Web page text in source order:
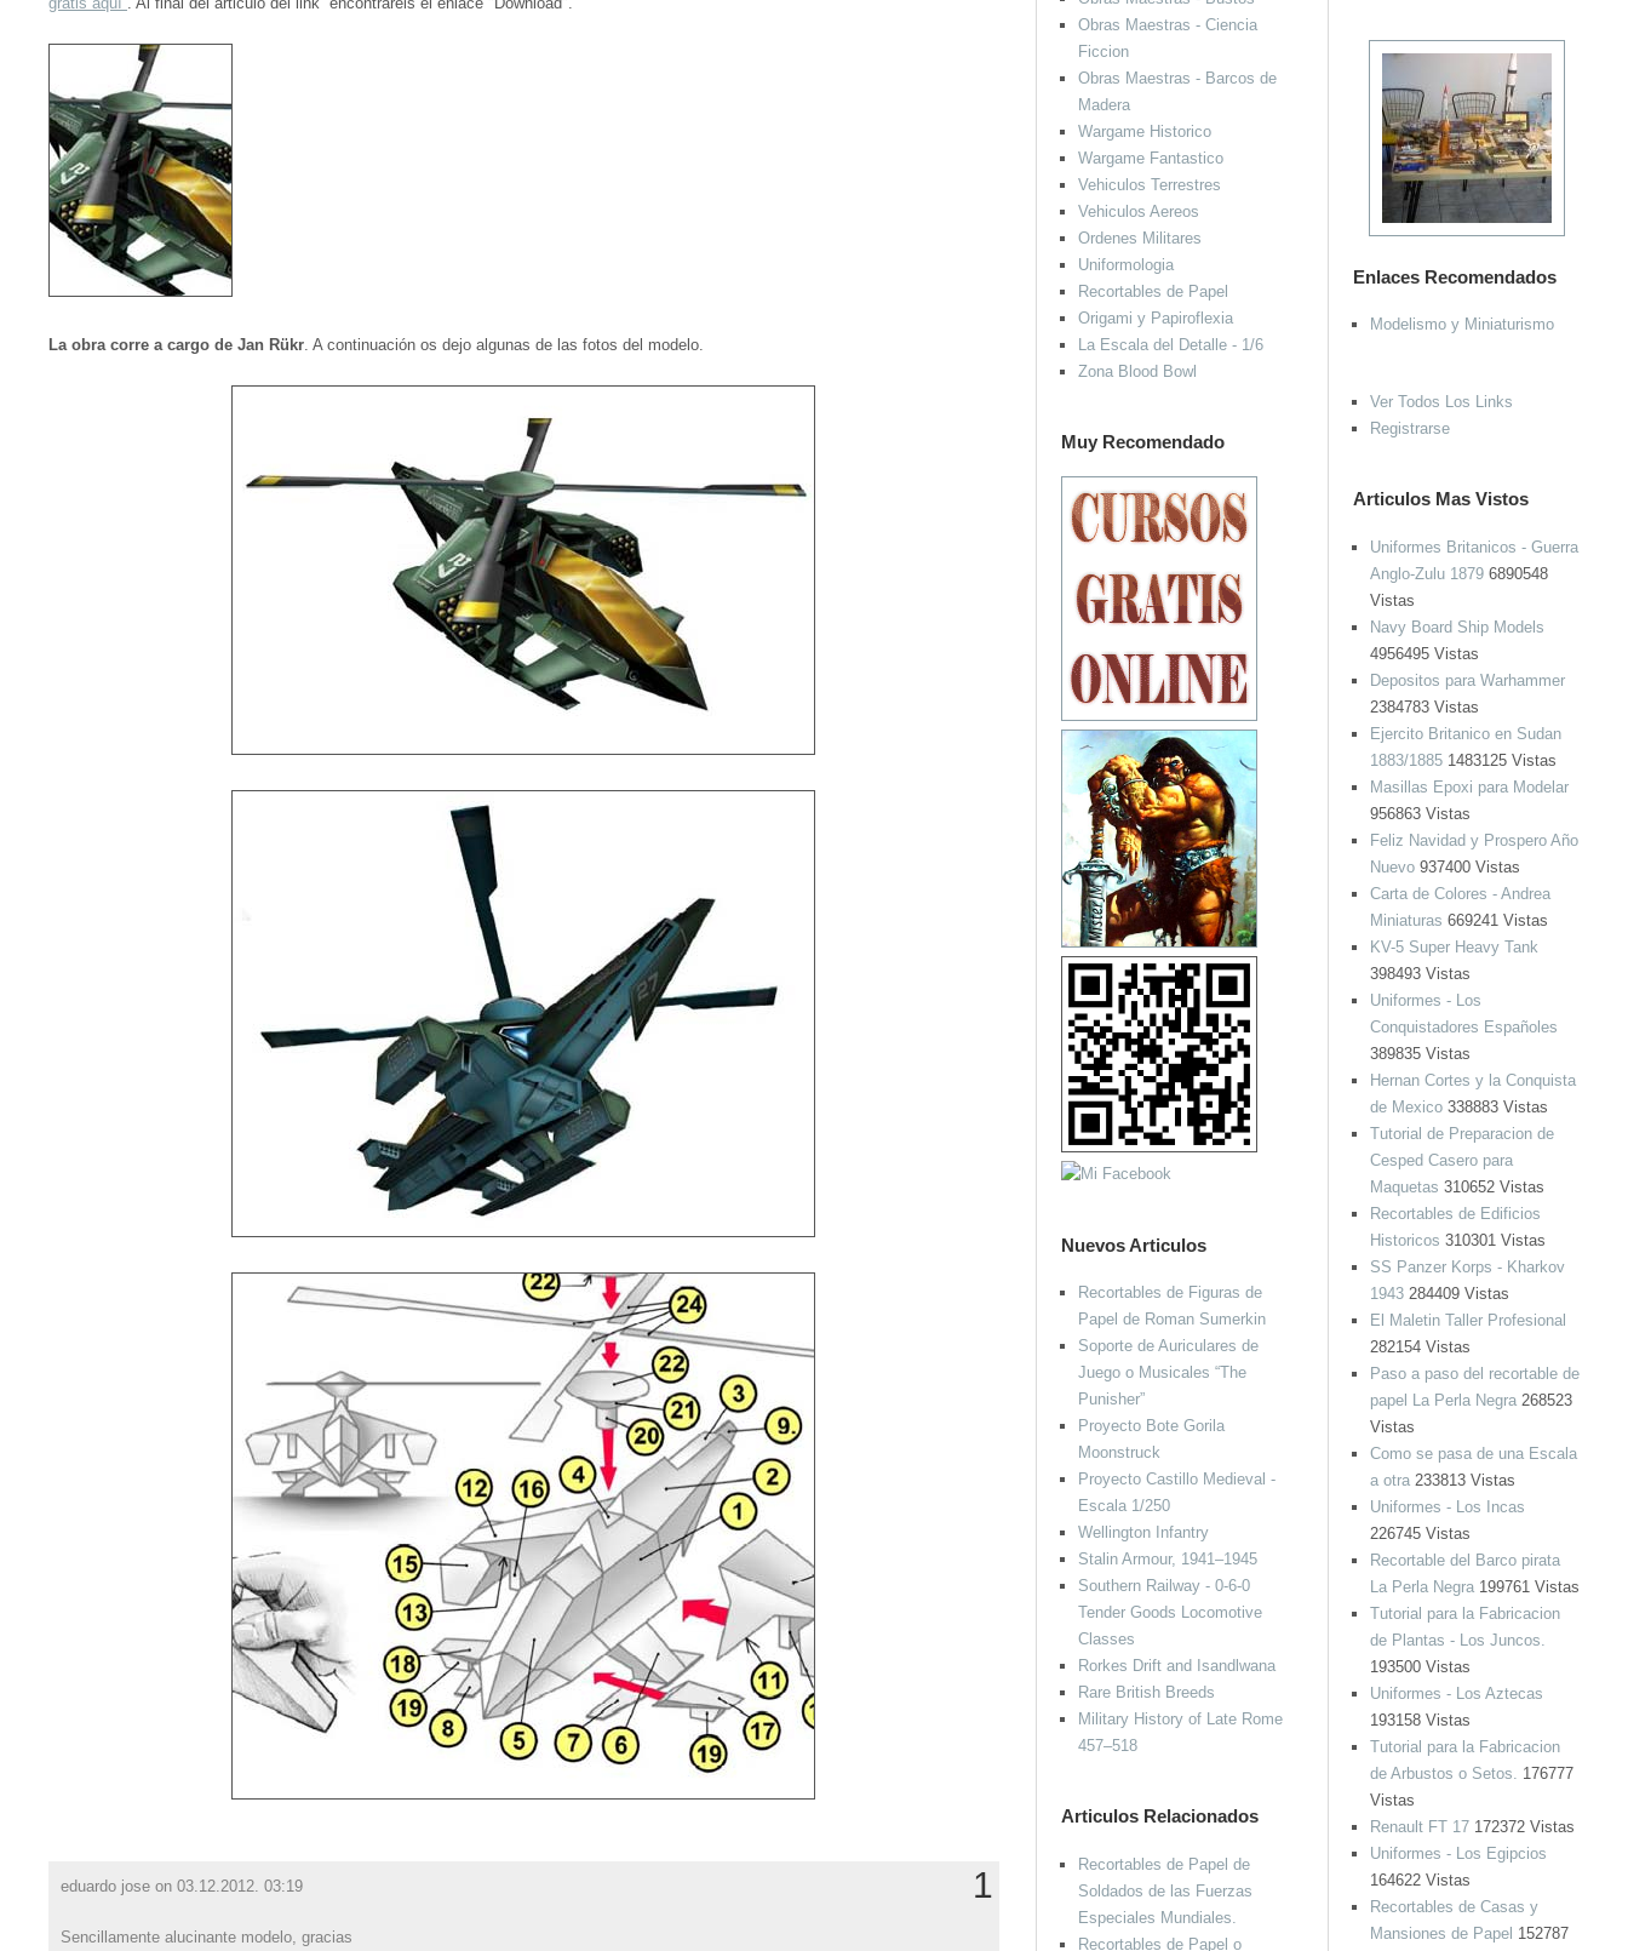
La obra corre a cargo de Jan Rükr . A continuación os dejo algunas de las fotos del modelo.
1
eduardo jose on 03.12.2012. 03:19
Sencillamente alucinante modelo, gracias
Enlaces Recomendados
Modelismo y Miniaturismo
Ver Todos Los Links
Registrarse
Articulos Mas Vistos
Uniformes Britanicos - Guerra
Anglo-Zulu 18796890548
Vistas
Navy Board Ship Models
4956495 Vistas
Depositos para Warhammer
2384783 Vistas
Ejercito Britanico en Sudan
1883/18851483125 Vistas
Masillas Epoxi para Modelar
956863 Vistas
Feliz Navidad y Prospero Año
Nuevo937400 Vistas
Carta de Colores - Andrea
Miniaturas 669241 Vistas
KV-5 Super Heavy Tank
398493 Vistas
Uniformes - Los
Conquistadores Españoles
389835 Vistas
Hernan Cortes y la Conquista
de Mexico338883 Vistas
Tutorial de Preparacion de
Cesped Casero para
Maquetas 310652 Vistas
Recortables de Edificios
Historicos 310301 Vistas
SS Panzer Korps - Kharkov
1943284409 Vistas
El Maletin Taller Profesional
282154 Vistas
Paso a paso del recortable de
papel La Perla Negra268523
Vistas
Como se pasa de una Escala
a otra233813 Vistas
Uniformes - Los Incas
226745 Vistas
Recortable del Barco pirata
La Perla Negra199761 Vistas
Tutorial para la Fabricacion
de Plantas - Los Juncos.
193500 Vistas
Uniformes - Los Aztecas
193158 Vistas
Tutorial para la Fabricacion
de Arbustos o Setos. 176777
Vistas
Renault FT 17172372 Vistas
Uniformes - Los Egipcios
164622 Vistas
Recortables de Casas y
Mansiones de Papel 152787
Obras Maestras - Ciencia
Ficcion
Obras Maestras - Barcos de
Madera
Wargame Historico
Wargame Fantastico
Vehiculos Terrestres
Vehiculos Aereos
Ordenes Militares
Uniformologia
Recortables de Papel
Origami y Papiroflexia
La Escala del Detalle - 1/6
Zona Blood Bowl
Muy Recomendado
Nuevos Articulos
Recortables de Figuras de
Papel de Roman Sumerkin
Soporte de Auriculares de
Juego o Musicales “The
Punisher”
Proyecto Bote Gorila
Moonstruck
Proyecto Castillo Medieval -
Escala 1/250
Wellington Infantry
Stalin Armour, 1941–1945
Southern Railway - 0-6-0
Tender Goods Locomotive
Classes
Rorkes Drift and Isandlwana
Rare British Breeds
Military History of Late Rome
457–518
Articulos Relacionados
Recortables de Papel de
Soldados de las Fuerzas
Especiales Mundiales.
Recortables de Papel o